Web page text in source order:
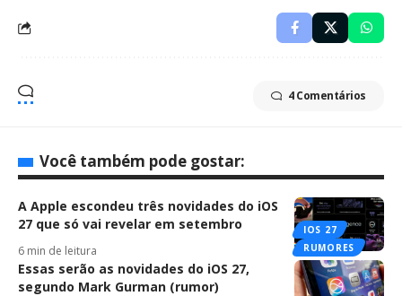
4 Comentários
Você também pode gostar:
IOS 27
RUMORES
A Apple escondeu três novidades do iOS
27 que só vai revelar em setembro
6 min de leitura
Essas serão as novidades do iOS 27,
segundo Mark Gurman (rumor)